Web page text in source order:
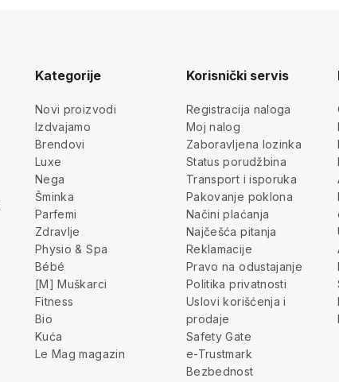
Kategorije
Novi proizvodi
Izdvajamo
Brendovi
Luxe
Nega
Šminka
Parfemi
Zdravlje
Physio & Spa
Bébé
[M] Muškarci
Fitness
Bio
Kuća
Le Mag magazin
Korisnički servis
Registracija naloga
Moj nalog
Zaboravljena lozinka
Status porudžbina
Transport i isporuka
Pakovanje poklona
Načini plaćanja
Najčešća pitanja
Reklamacije
Pravo na odustajanje
Politika privatnosti
Uslovi korišćenja i
prodaje
Safety Gate
e-Trustmark
Bezbednost